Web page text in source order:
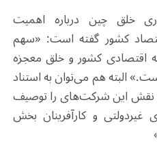
خلق چین درباره اهمیت
کشور گفته است: «سهم
کشور و خلق معجزه
البته هم می‌توان به استناد
نقش این شرکت‌های را توصیف
و کارآفرینان بخش